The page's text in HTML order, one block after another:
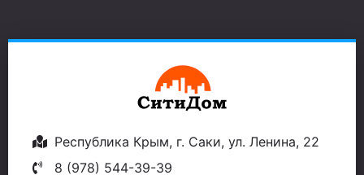
Республика Крым, г. Саки, ул. Ленина, 22
8 (978) 544-39-39